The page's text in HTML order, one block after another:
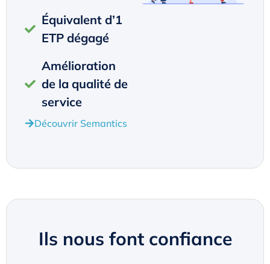
Équivalent d’1
ETP dégagé
Amélioration
de la qualité de
service
Découvrir Semantics
Ils nous font confiance